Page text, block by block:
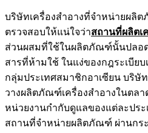
บริษัทเครื่องสำอางที่จำหน่ายผลิ
ตรวจสอบให้แน่ใจว่าสถานที่ผลิตเ
ส่วนผสมที่ใช้ในผลิตภัณฑ์นั้นปลอ
สารที่ห้ามใช้ ในแง่ของกฎระเบียบ
กลุ่มประเทศสมาชิกอาเซียน บริษั
วางผลิตภัณฑ์เครื่องสำอางในตลา
หน่วยงานกำกับดูแลของแต่ละปร
สถานที่จำหน่ายผลิตภัณฑ์ ผ่านกร